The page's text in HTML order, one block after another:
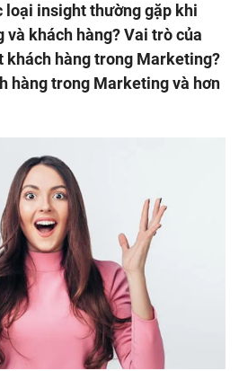
loại insight thường gặp khi
khách hàng? Vai trò của
khách hàng trong Marketing?
hàng trong Marketing và hơn